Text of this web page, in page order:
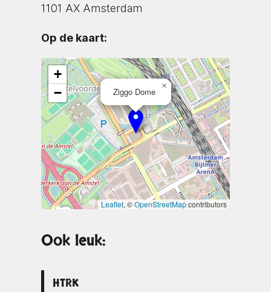
1101 AX Amsterdam
Op de kaart:
Ziggo Dome
×
+
−
Leaflet, ©OpenStreetMapcontributors
Ook leuk:
HTRK